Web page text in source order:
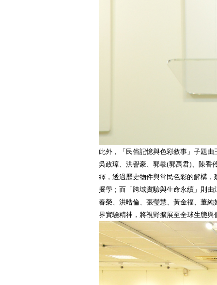
此外，「民俗記憶與色彩敘事」子題
吳政璋、洪譽豪、郭羲(郭禹君)、陳香
繹，透過歷史物件與常民色彩的解構
掘學；而「跨域實驗與生命永續」則
春榮、洪晧倫、張瑩慧、黃金福、董
界實驗精神，將視野擴展至全球生態與